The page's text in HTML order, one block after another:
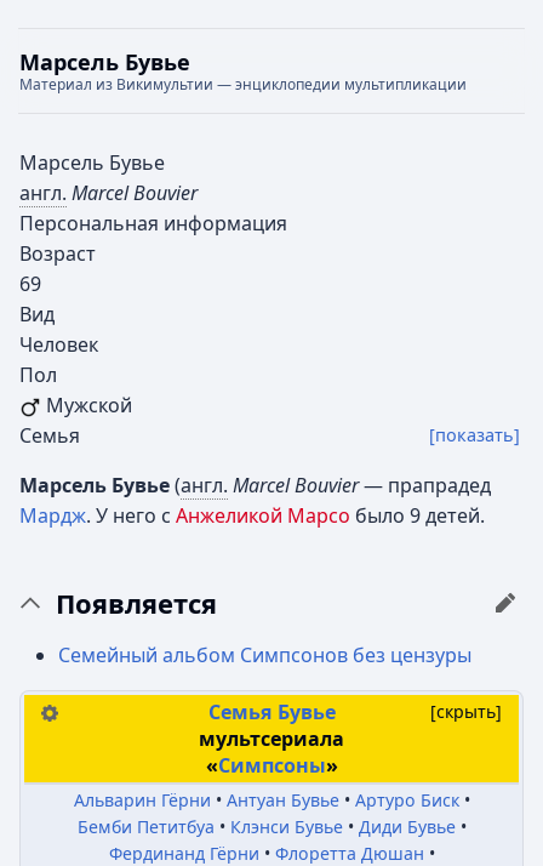
Марсель Бувье
Материал из Викимультии — энциклопедии мультипликации
Марсель Бувье
англ. Marcel Bouvier
Персональная информация
Возраст
69
Вид
Человек
Пол
Мужской
Семья
[показать]
Марсель Бувье(англ. Marcel Bouvier— прапрадед
Мардж. У него с Анжеликой Марсо было 9 детей.
Появляется
Семейный альбом Симпсонов без цензуры
[скрыть]
Семья Бувье
мультсериала
«Симпсоны»
Альварин Гёрни Антуан Бувье
Артуро Биск
Бемби Петитбуа
Клэнси Бувье
Диди Бувье
Фердинанд Гёрни
Флоретта Дюшан